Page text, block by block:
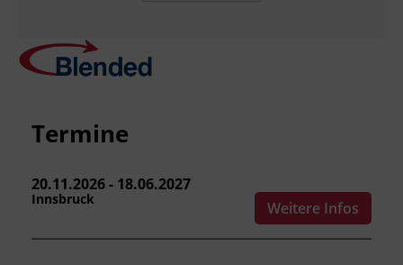
Erwachsenenbildung
Personen, die erstmals als
möchten
Quereinsteiger_innen aus anderen
Fachkräfte mit Expertenwissen
Termine
20.11.2026 - 18.06.2027
Innsbruck Weitere Infos